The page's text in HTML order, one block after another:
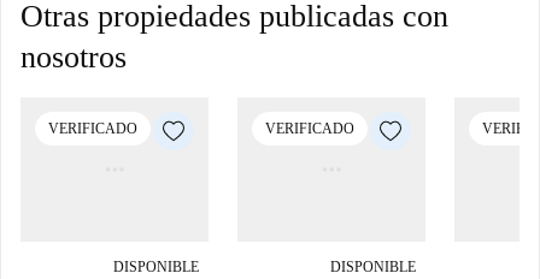
Otras propiedades publicadas con
nosotros
VERIFICADO
DISPONIBLE
VERIFICADO
DISPONIBLE